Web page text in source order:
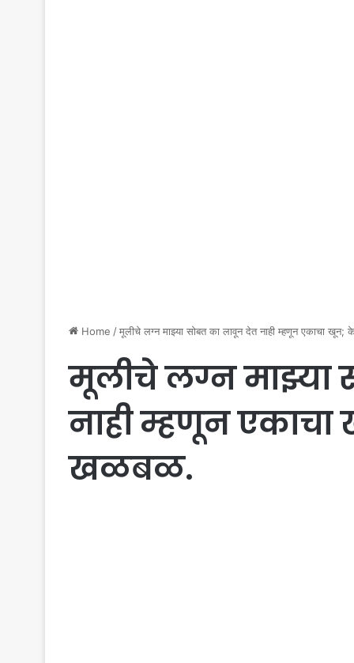
Home /मूलीचे लग्न माझ्या सोबत का लावून देत नाही म्हणून एकाचा
मूलीचे लग्न माझ्या
नाही म्हणून
खळबळ.